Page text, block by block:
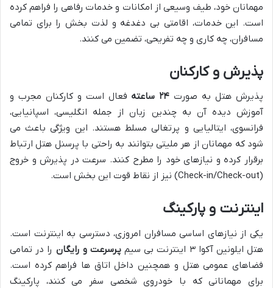
مهمانان خود، طیف وسیعی از امکانات و خدمات رفاهی را فراهم کرده
است. این خدمات، اقامتی بی دغدغه و لذت بخش را برای تمامی
مسافران، چه کاری و چه تفریحی، تضمین می کنند.
پذیرش و کارکنان
پذیرش هتل به صورت ۲۴ ساعته
فعال است و کارکنان مجرب و
آموزش دیده آن به چندین زبان از جمله انگلیسی، اسپانیایی،
فرانسوی، ایتالیایی و پرتغالی مسلط هستند. این ویژگی باعث می
شود که مهمانان از هر ملیتی بتوانند به راحتی با پرسنل هتل ارتباط
برقرار کرده و نیازهای خود را مطرح کنند. سرعت در پذیرش و خروج
(Check-in/Check-out) نیز از نقاط قوت این بخش است.
اینترنت و پارکینگ
یکی از نیازهای اساسی مسافران امروزی، دسترسی به اینترنت است.
هتل ایلونین آکوا ۳ اینترنت بی سیم
پرسرعت و رایگان را در تمامی
فضاهای عمومی هتل و همچنین داخل اتاق ها فراهم کرده است.
برای مهمانانی که با خودروی شخصی سفر می کنند، پارکینگ